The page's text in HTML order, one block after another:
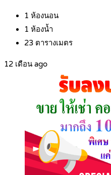
1 ห้องนอน
1 ห้องน้ำ
23 ตารางเมตร
12 เดือน ago